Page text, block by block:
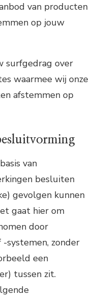
van producten
op jouw
surfgedrag over
waarmee wij onze
afstemmen op
van
besluiten
gevolgen kunnen
gaat hier om
door
systemen, zonder
een
tussen zit.